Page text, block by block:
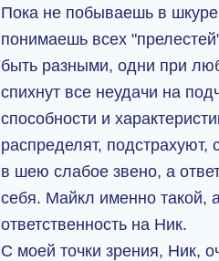
Пока не побываешь в
понимаешь всех
быть разными, одни при
спихнут все неудачи на
способности и
распределят, подстрахуют,
в шею слабое звено, а
себя. Майкл именно такой,
ответственность на Ник.
С моей точки зрения, Ник,